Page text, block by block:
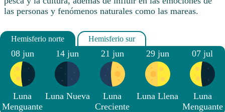
las personas y fenómenos naturales como las mareas.
08 jun
Luna
Menguante
14 jun
Luna Nueva
21 jun
Luna
Creciente
29 jun
Luna Llena
07 jul
Luna
Menguante